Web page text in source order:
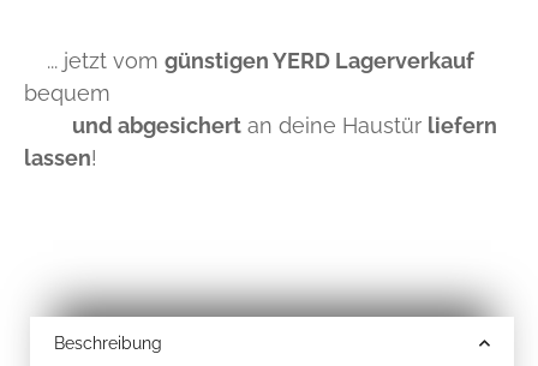
... jetzt vom günstigen YERD Lagerverkauf
bequem
und abgesichert an deine Haustür liefern
lassen!
Beschreibung